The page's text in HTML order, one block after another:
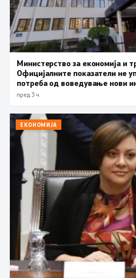
Министерство за економија и
Официјалните показатели не
потреба од воведување нови
мерки, ценовните движења се
пред 3 ч.
ЕКОНОМИЈА